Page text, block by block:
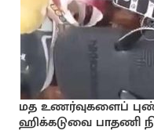
மத உணர்வுகளைப்
ஹிக்கடுவை பாதணி